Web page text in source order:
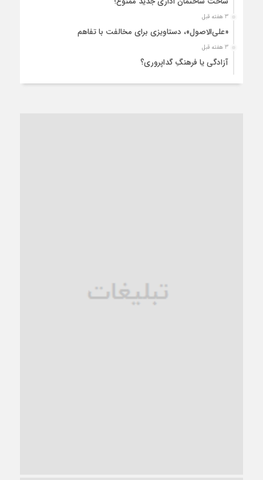
3 هفته قبل
«علی‌الاصول»، دستاویزی برای مخالفت با تفاهم
3 هفته قبل
آزادگی یا فرهنگِ گداپروری؟
ترجیح عقلانیت ایرانی بر دیدگاه‌های آخرالزمانی